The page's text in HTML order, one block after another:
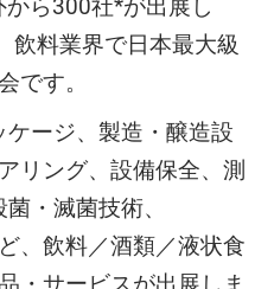
ら300社*が出展し
飲料業界で日本最大級
です。
ージ、製造・醸造設
リング、設備保全、測
・滅菌技術、
、飲料／酒類／液状食
・サービスが出展しま